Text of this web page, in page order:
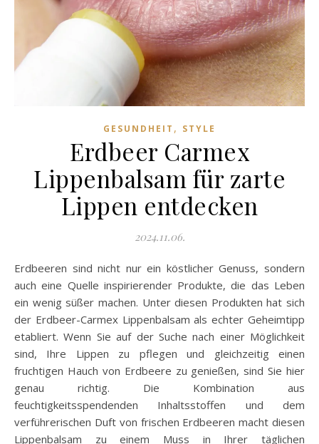
GESUNDHEIT , STYLE
Erdbeer Carmex
Lippenbalsam für zarte
Lippen entdecken
2024.11.06.
Erdbeeren sind nicht nur ein köstlicher Genuss, sondern
auch eine Quelle inspirierender Produkte, die das Leben
ein wenig süßer machen. Unter diesen Produkten hat sich
der Erdbeer-Carmex Lippenbalsam als echter Geheimtipp
etabliert. Wenn Sie auf der Suche nach einer Möglichkeit
sind, Ihre Lippen zu pflegen und gleichzeitig einen
fruchtigen Hauch von Erdbeere zu genießen, sind Sie hier
genau richtig. Die Kombination aus
feuchtigkeitsspendenden Inhaltsstoffen und dem
verführerischen Duft von frischen Erdbeeren macht diesen
Lippenbalsam zu einem Muss in Ihrer täglichen